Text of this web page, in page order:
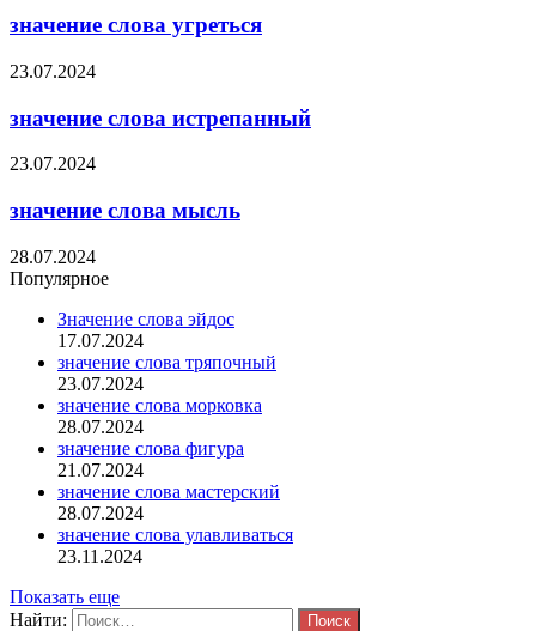
значение слова угреться
23.07.2024
значение слова истрепанный
23.07.2024
значение слова мысль
28.07.2024
Популярное
Значение слова эйдос
17.07.2024
значение слова тряпочный
23.07.2024
значение слова морковка
28.07.2024
значение слова фигура
21.07.2024
значение слова мастерский
28.07.2024
значение слова улавливаться
23.11.2024
Показать еще
Найти: